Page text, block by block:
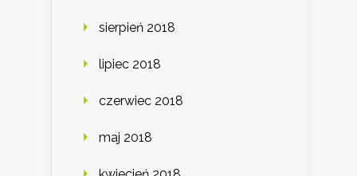
sierpień 2018
lipiec 2018
czerwiec 2018
maj 2018